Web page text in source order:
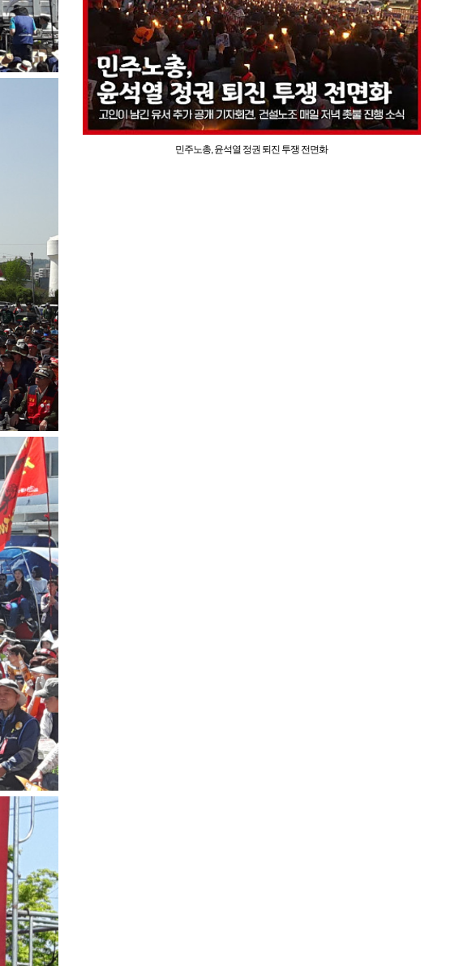
민주노총, 윤석열 정권 퇴진 투쟁 전면화